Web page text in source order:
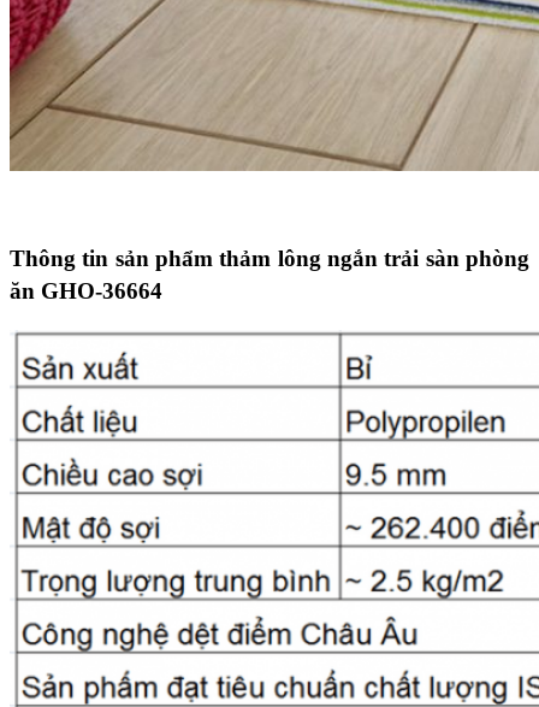
Thông tin sản phẩm thảm lông ngắn trải sàn phòng
ăn GHO-36664